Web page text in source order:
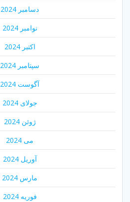
دسامبر 2024
نوامبر 2024
اکتبر 2024
سپتامبر 2024
آگوست 2024
جولای 2024
ژوئن 2024
می 2024
آوریل 2024
مارس 2024
فوریه 2024